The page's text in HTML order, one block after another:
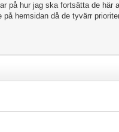
på hur jag ska fortsätta de här
hemsidan då de tyvärr